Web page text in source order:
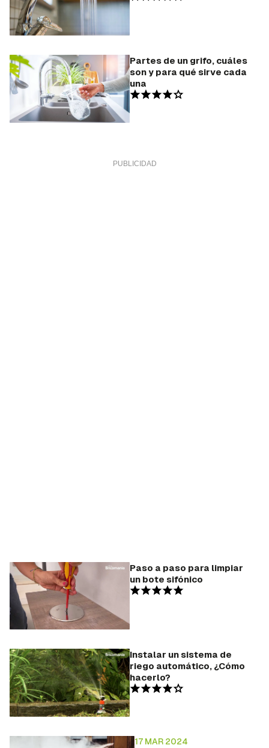
Partes de un grifo, cuáles
son y para qué sirve cada
una
Paso a paso para limpiar
un bote sifónico
Instalar un sistema de
riego automático, ¿Cómo
hacerlo?
17 MAR 2024